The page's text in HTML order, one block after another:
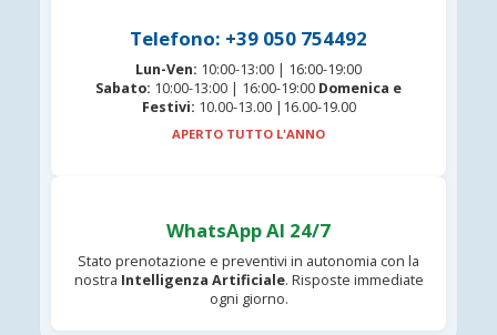
Telefono: +39 050 754492
Lun-Ven: 10:00-13:00 | 16:00-19:00
Sabato: 10:00-13:00 | 16:00-19:00 Domenica e
Festivi: 10.00-13.00 |16.00-19.00
APERTO TUTTO L'ANNO
WhatsApp AI 24/7
Stato prenotazione e preventivi in autonomia con la
nostra Intelligenza Artificiale. Risposte immediate
ogni giorno.